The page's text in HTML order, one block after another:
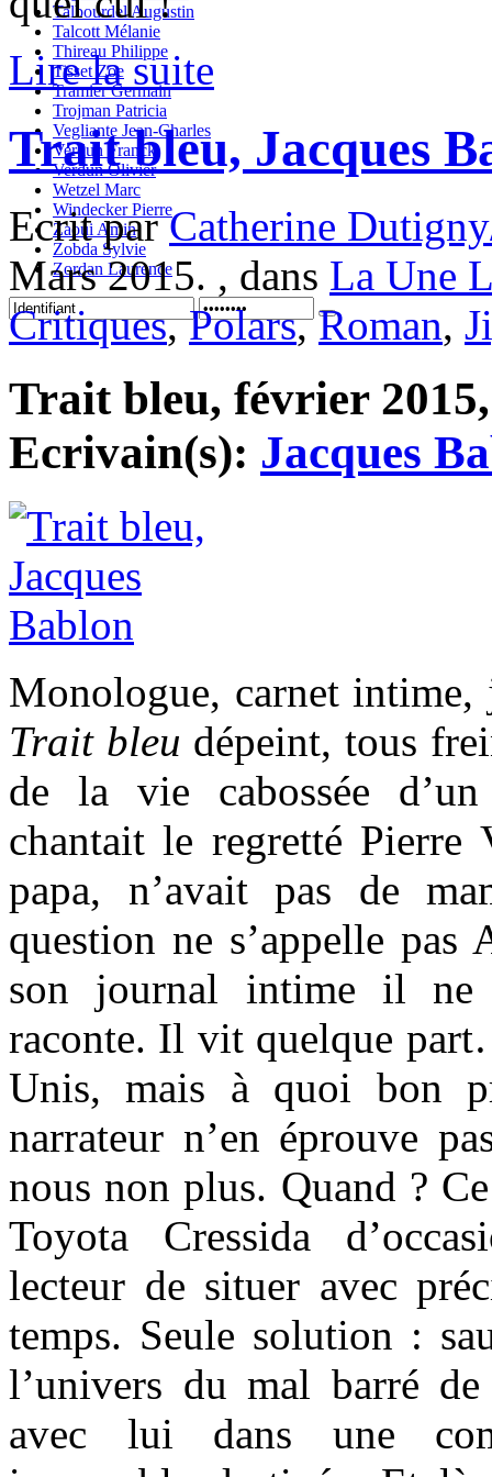
Talbourdel Augustin
Talcott Mélanie
Thireau Philippe
Tisset Zoe
Tramier Germain
Trojman Patricia
Vegliante Jean-Charles
Verdun Franck
Verdun Olivier
Wetzel Marc
Windecker Pierre
Zaoui Amin
Zobda Sylvie
Zordan Laurence
Lire la suite
Trait bleu, Jacques
Ecrit parCatherine
Mars 2015. , dans La Une
Critiques,Polars,Roman,
Trait bleu, février 2015,
Ecrivain(s): Jacques
Monologue, carnet
Trait bleu dépeint, tous
de la vie cabossée
chantait le regretté Pierre
papa, n’avait pas de
question ne s’appelle pas
son journal intime il ne
raconte. Il vit quelque
Unis, mais à quoi bon
narrateur n’en éprouve
nous non plus. Quand ? Ce
Toyota Cressida
lecteur de situer avec
temps. Seule solution :
l’univers du mal barré de
avec lui dans une